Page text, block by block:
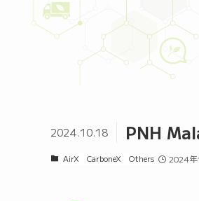
PNH
2024.10.18
AirX CarboneX Others 2024年